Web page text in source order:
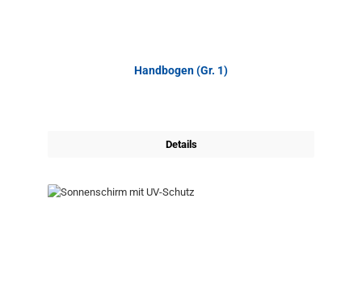
Handbogen (Gr. 1)
Details